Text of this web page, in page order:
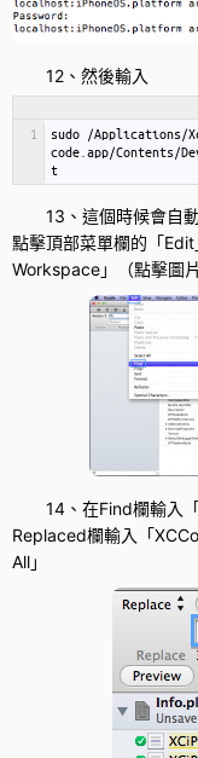
12、然後輸入
1 sudo /Applications/
code app/Contents/
t
13、這個時候會自
點擊頂部菜單欄的「
Workspace」（點擊圖
14、在Find欄輸入
Replaced欄輸入「
All」